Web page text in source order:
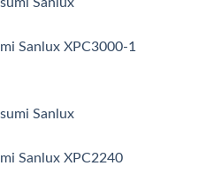
Sanlux XPC3000-1
Sanlux XPC2240